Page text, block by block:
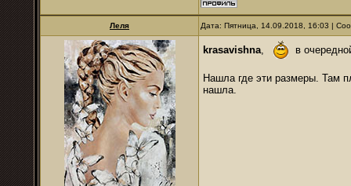
Леля Дата: Пятница, 14.09.2018, 16:03 |
krasavishna в
Нашла где эти размеры. Там
нашла.